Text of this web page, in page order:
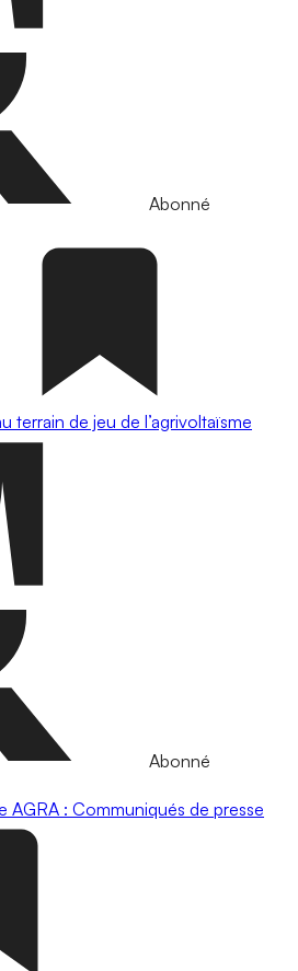
Abonné
terrain de jeu de l’agrivoltaïsme
Abonné
AGRA : Communiqués de presse